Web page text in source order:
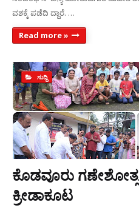
ವಶಕ್ಕೆ ಪಡೆದಿ ದ್ದಾರೆ. …
Read more »
ಸುದ್ದಿ
ಕೊಡವೂರು
ಕ್ರೀಡಾಕೂಟ